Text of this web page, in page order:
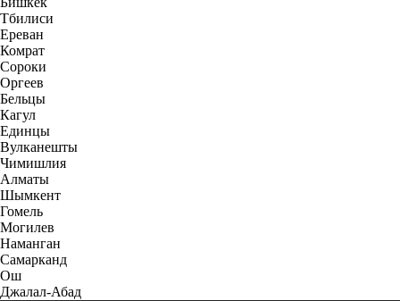
Тбилиси
Ереван
Комрат
Сороки
Оргеев
Бельцы
Кагул
Единцы
Вулканешты
Чимишлия
Алматы
Шымкент
Гомель
Могилев
Наманган
Самарканд
Ош
Джалал-Абад